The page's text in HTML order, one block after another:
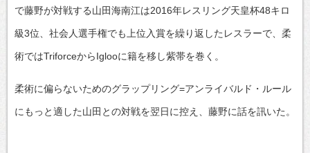
で藤野が対戦する山田海南江は2016年レスリング天皇杯48キロ
級3位、社会人選手権でも上位入賞を繰り返したレスラーで、柔
術ではTriforceからIglooに籍を移し紫帯を巻く。
柔術に偏らないためのグラップリング=アンライバルド・ルール
にもっと適した山田との対戦を翌日に控え、藤野に話を訊いた。